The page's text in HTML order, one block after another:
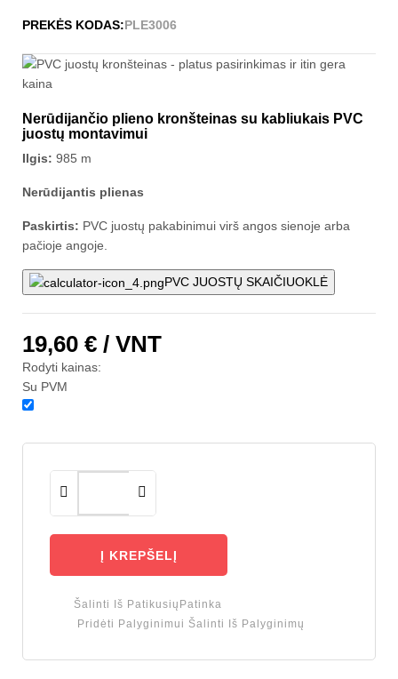
PREKĖS KODAS:PLE3006
Nerūdijančio plieno kronšteinas su kabliukais PVC
juostų montavimui
Ilgis: 985 m
Nerūdijantis plienas
Paskirtis: PVC juostų pakabinimui virš angos sienoje arba
pačioje angoje.
PVC JUOSTŲ SKAIČIUOKLĖ
19,60 € / VNT
Rodyti kainas:
Su PVM
Į KREPŠELĮ
Šalinti Iš Patikusių Patinka
Pridėti Palyginimui Šalinti Iš Palyginimų